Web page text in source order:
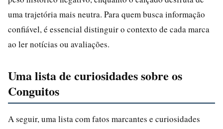
uma trajetória mais neutra. Para quem busca informação
confiável, é essencial distinguir o contexto de cada marca
ao ler notícias ou avaliações.
Uma lista de curiosidades sobre os
Conguitos
A seguir, uma lista com fatos marcantes e curiosidades